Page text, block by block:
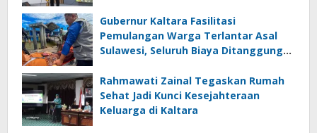
Gubernur Kaltara Fasilitasi
Pemulangan Warga Terlantar Asal
Sulawesi, Seluruh Biaya Ditanggung
Rahmawati Zainal Tegaskan Rumah
Sehat Jadi Kunci Kesejahteraan
Keluarga di Kaltara